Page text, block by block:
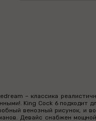
– классика
King Cock 6 подходит
венозный рисунок, и
Девайс снабжен